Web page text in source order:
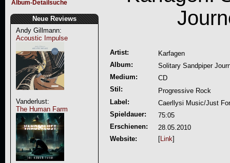
Album-Detailsuche
Neue Reviews
Andy Gillmann:
Acoustic Impulse
Vanderlust:
The Human Farm
Artist:
Karfagen
Album:
Solitary Sandpiper
Medium:
CD
Stil:
Progressive Rock
Label:
Caerllysi Music/Just
Spieldauer:
75:05
Erschienen:
28.05.2010
Website:
[Link]